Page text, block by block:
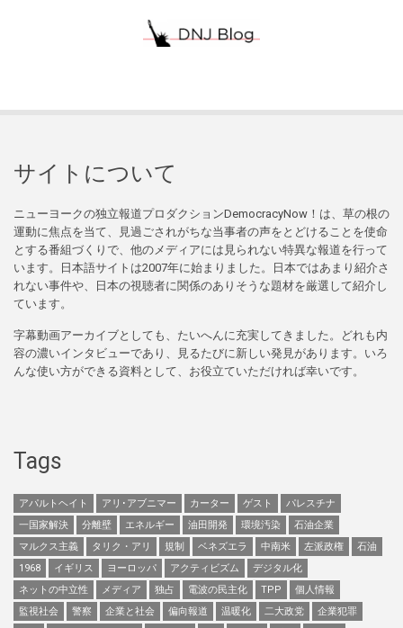
サイトについて
ニューヨークの独立報道プロダクションDemocracyNow！は、草の根の
運動に焦点を当て、見過ごされがちな当事者の声をとどけることを使命
とする番組づくりで、他のメディアには見られない特異な報道を行って
います。日本語サイトは2007年に始まりました。日本ではあまり紹介さ
れない事件や、日本の視聴者に関係のありそうな題材を厳選して紹介し
ています。
字幕動画アーカイブとしても、たいへんに充実してきました。どれも内
容の濃いインタビューであり、見るたびに新しい発見があります。いろ
んな使い方ができる資料として、お役立ていただければ幸いです。
Tags
アパルトヘイト アリ･アブニマー カーター ゲスト
パレスチナ
一国家解決
分離壁 エネルギー 油田開発 環境汚染
石油企業
マルクス主義
タリク・アリ 規制 ベネズエラ 中南米 左派政権
石油
1968
イギリス ヨーロッパ アクティビズム
デジタル化
ネットの中立性
メディア 独占 電波の民主化 TPP
個人情報
監視社会
警察 企業と社会 偏向報道 温暖化 二大政党
企業犯罪